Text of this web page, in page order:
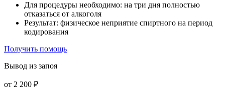
Для процедуры необходимо: на три дня полностью
отказаться от алкоголя
Результат: физическое неприятие спиртного на период
кодирования
Получить помощь
Вывод из запоя
от 2 200 ₽